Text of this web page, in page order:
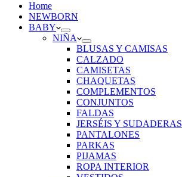
Home
NEWBORN
BABY
NIÑA
BLUSAS Y CAMISAS
CALZADO
CAMISETAS
CHAQUETAS
COMPLEMENTOS
CONJUNTOS
FALDAS
JERSÉIS Y SUDADERAS
PANTALONES
PARKAS
PIJAMAS
ROPA INTERIOR